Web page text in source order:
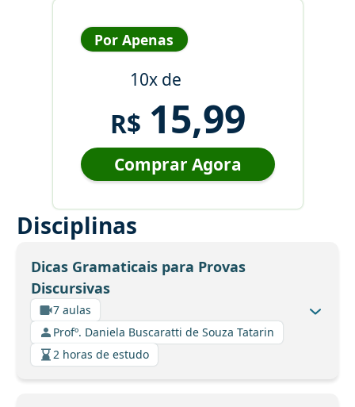
Por Apenas
10x de
R$ 15,99
Comprar Agora
Disciplinas
Dicas Gramaticais para Provas
Discursivas
7 aulas
Profº. Daniela Buscaratti de Souza Tatarin
2 horas de estudo